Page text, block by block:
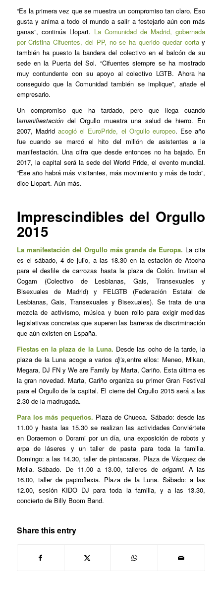
“Es la primera vez que se muestra un compromiso tan claro. Eso
gusta y anima a todo el mundo a salir a festejarlo aún con más
ganas”, continúa Llopart. La Comunidad de Madrid, gobernada
por Cristina Cifuentes, del PP, no se ha querido quedar cortay
también ha puesto la bandera del colectivo en el balcón de su
sede en la Puerta del Sol. “Cifuentes siempre se ha mostrado
muy contundente con su apoyo al colectivo LGTB. Ahora ha
conseguido que la Comunidad también se implique”, añade el
empresario.
Un compromiso que ha tardado, pero que llega cuando
lamanifiestacióndel Orgullo muestra una salud de hierro. En
2007, Madrid acogió el EuroPride, el Orgullo europeo. Ese año
fue cuando se marcó el hito del millón de asistentes a la
manifestación. Una cifra que desde entonces no ha bajado. En
2017, la capital será la sede del World Pride, el evento mundial.
“Ese año habrá más visitantes, más movimiento y más de todo”,
dice Llopart. Aún más.
Imprescindibles del Orgullo
2015
La manifestación del Orgullo más grande de Europa. La cita
es el sábado, 4 de julio, a las 18.30 en la estación de Atocha
para el desfile de carrozas hasta la plaza de Colón. Invitan el
Cogam (Colectivo de Lesbianas, Gais, Transexuales y
Bisexuales de Madrid) y FELGTB (Federación Estatal de
Lesbianas, Gais, Transexuales y Bisexuales). Se trata de una
mezcla de activismo, música y buen rollo para exigir medidas
legislativas concretas que superen las barreras de discriminación
que aún existen en España.
Fiestas en la plaza de la Luna. Desde las ocho de la tarde, la
plaza de la Luna acoge a varios dj’s,entre ellos: Meneo, Mikan,
Megara, DJ FN y We are Family by Marta, Cariño. Esta última es
la gran novedad. Marta, Cariño organiza su primer Gran Festival
para el Orgullo de la capital. El cierre del Orgullo 2015 será a las
2.30 de la madrugada.
Para los más pequeños. Plaza de Chueca. Sábado: desde las
11.00 y hasta las 15.30 se realizan las actividades Conviértete
en Doraemon o Dorami por un día, una exposición de robots y
arpa de láseres y un taller de pasta para toda la familia.
Domingo: a las 14.30, taller de pintacaras. Plaza de Vázquez de
Mella. Sábado. De 11.00 a 13.00, talleres de origami. A las
16.00, taller de papiroflexia. Plaza de la Luna. Sábado: a las
12.00, sesión KIDO DJ para toda la familia, y a las 13.30,
concierto de Billy Boom Band.
Share this entry